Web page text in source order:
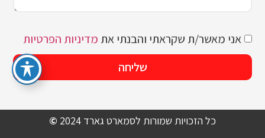
אני מאשר/ת שקראתי והבנתי את מדיניות הפרטיות
שליחה
כל הזכויות שמורות לסמארט גארד 2024 ©